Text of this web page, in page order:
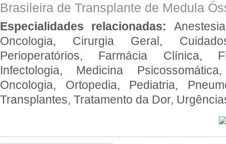
Brasileira de Transplante de Medula
Especialidades relacionadas:
Oncologia, Cirurgia Geral,
Perioperatórios, Farmácia Clínica,
Infectologia, Medicina
Oncologia, Ortopedia, Pediatria,
Transplantes, Tratamento da Dor,